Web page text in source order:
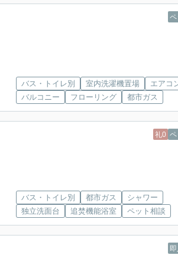
バス・トイレ別 室内洗濯機置場
エアコ
バルコニー
フローリング 都市ガス
礼0
バス・トイレ別 都市ガス
シャワー
独立洗面台
追焚機能浴室 ペット相談